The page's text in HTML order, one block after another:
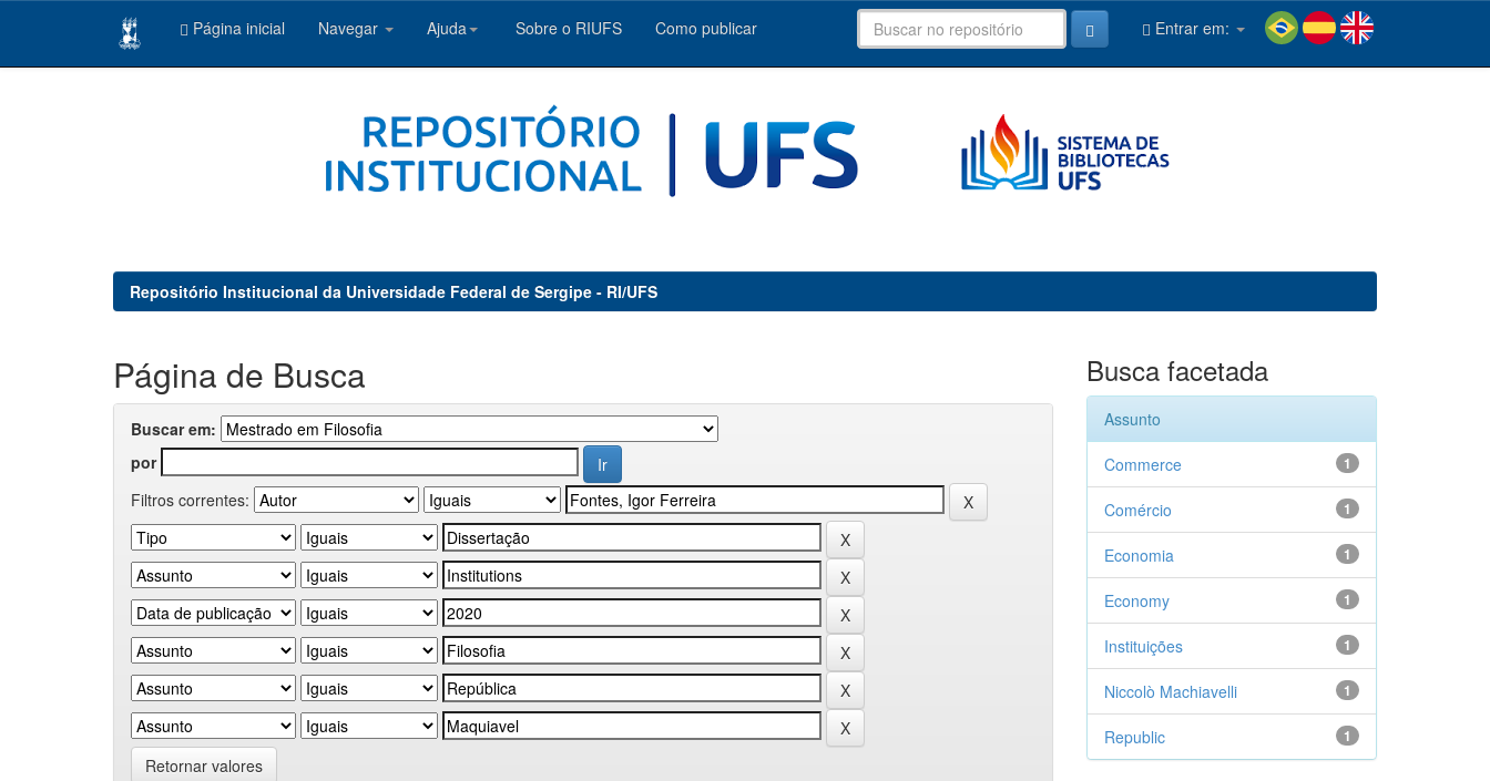
Página inicial Navegar Ajuda Sobre o RIUFS Como publicar Entrar em:
Repositório Institucional da Universidade Federal de Sergipe - RI/UFS
Página de Busca
Buscar em:
por
Filtros correntes:
Retornar valores
Busca facetada
Assunto
1
Commerce
1
Comércio
1
Economia
1
Economy
1
Instituições
1
Niccolò Machiavelli
1
Republic